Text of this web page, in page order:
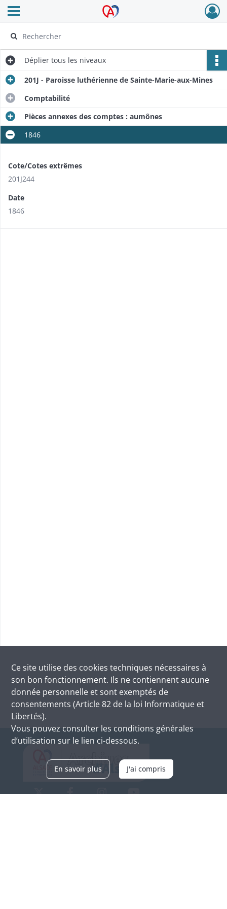
Archives Alsace - Colmar
Ouvrir le menu déroulant
Déplier tous les niveaux
201J - Paroisse luthérienne de Sainte-Marie-aux-Mines
Comptabilité
Pièces annexes des comptes : aumônes
1846
Cote/Cotes extrêmes
201J244
Date
1846
Ce site utilise des cookies techniques nécessaires à
son bon fonctionnement. Ils ne contiennent aucune
donnée personnelle et sont exemptés de
consentements (Article 82 de la loi Informatique et
Libertés).
Vous pouvez consulter les conditions générales
d’utilisation sur le lien ci-dessous.
En savoir plus J'ai compris